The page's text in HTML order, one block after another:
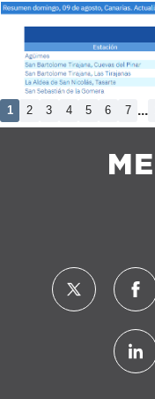
1 2 3 4 5 6 7 ...